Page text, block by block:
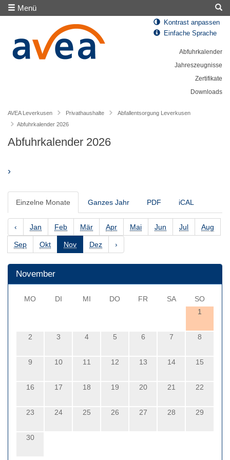
Menü
Kontrast anpassen
Einfache Sprache
Abfuhrkalender
Jahreszeugnisse
Zertifikate
Downloads
AVEA Leverkusen Privathaushalte
Abfallentsorgung Leverkusen
Abfuhrkalender 2026
Abfuhrkalender 2026
›
Einzelne Monate Ganzes Jahr PDF iCAL
‹ Jan Feb Mär Apr Mai Jun Jul Aug
Sep Okt Nov Dez ›
November
MO DI MI DO FR SA
SO
1
2 3 4 5 6 7 8
9 10 11 12 13 14 15
16 17 18 19 20 21 22
23 24 25 26 27 28 29
30